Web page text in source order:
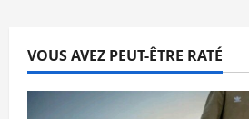
VOUS AVEZ PEUT-ÊTRE RATÉ